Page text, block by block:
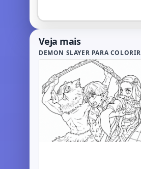
Veja mais
DEMON SLAYER PARA COLORIR